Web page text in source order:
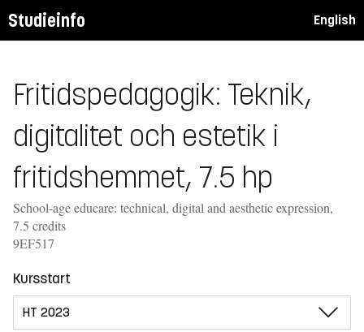
Studieinfo English
Fritidspedagogik: Teknik,
digitalitet och estetik i
fritidshemmet, 7.5 hp
School-age educare: technical, digital and aesthetic expression,
7.5 credits
9EF517
Kursstart